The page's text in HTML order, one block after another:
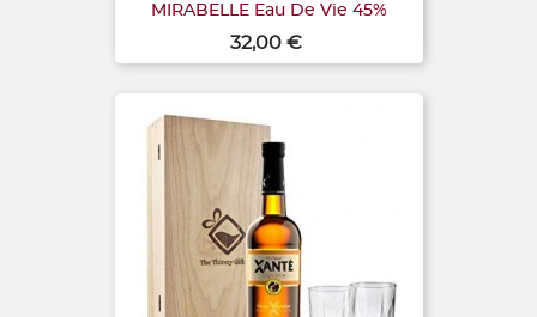
MIRABELLE Eau De Vie 45%
Prix
32,00 €